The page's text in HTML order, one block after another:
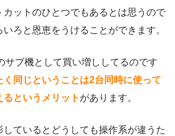
カットのひとつでもあるとは思うので
ろと恩恵をうけることができます。
サブ機として買い増ししてるのです
く同じということは2台同時に使って
るというメリット があります。
ているとどうしても操作系が違うた